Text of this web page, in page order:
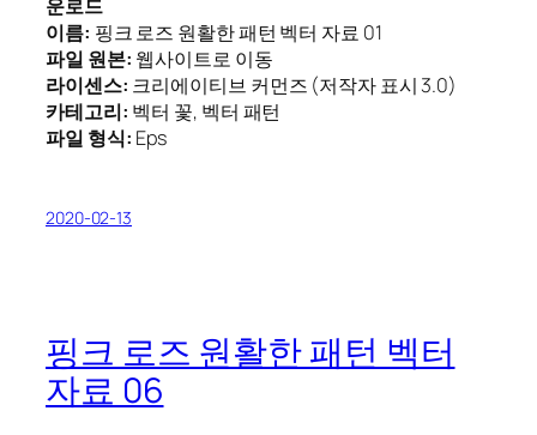
운로드
이름: 핑크 로즈 원활한 패턴 벡터 자료 01
파일 원본: 웹사이트로 이동
라이센스: 크리에이티브 커먼즈 (저작자 표시 3.0)
카테고리: 벡터 꽃, 벡터 패턴
파일 형식: Eps
2020-02-13
핑크 로즈 원활한 패턴 벡터
자료 06